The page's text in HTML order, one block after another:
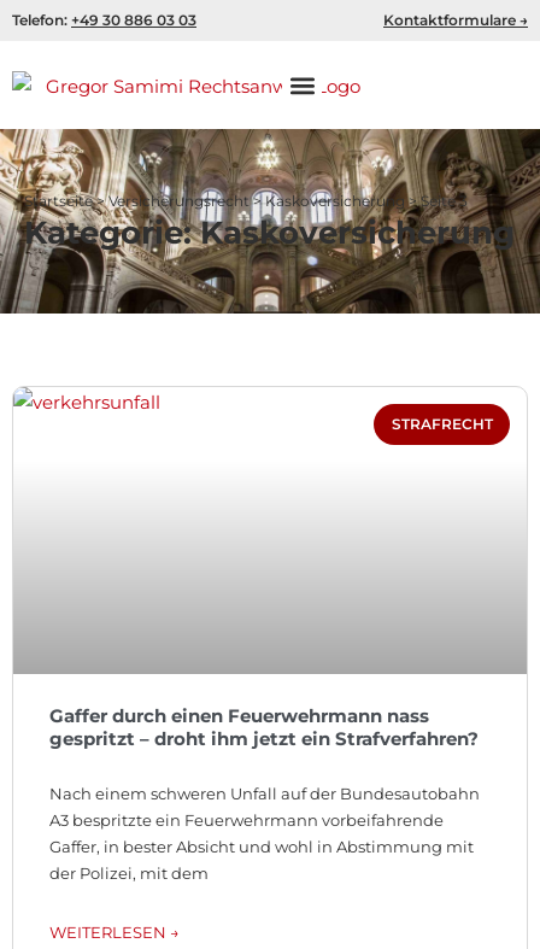
Zum
springen
Telefon: +49 30 886 03 03 Kontaktformulare →
Startseite>Versicherungsrecht>Kaskoversicherung >Seite 3
Kategorie: Kaskoversicherung
STRAFRECHT
Gaffer durch einen Feuerwehrmann nass
gespritzt – droht ihm jetzt ein Strafverfahren?
Nach einem schweren Unfall auf der Bundesautobahn
A3 bespritzte ein Feuerwehrmann vorbeifahrende
Gaffer, in bester Absicht und wohl in Abstimmung mit
der Polizei, mit dem
WEITERLESEN →